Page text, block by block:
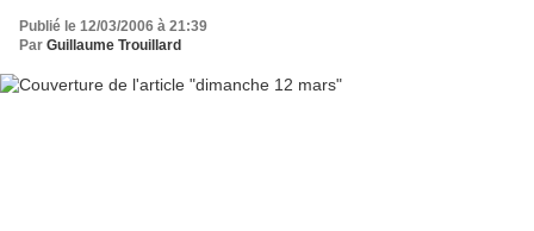
Publié le 12/03/2006 à 21:39
Par Guillaume Trouillard